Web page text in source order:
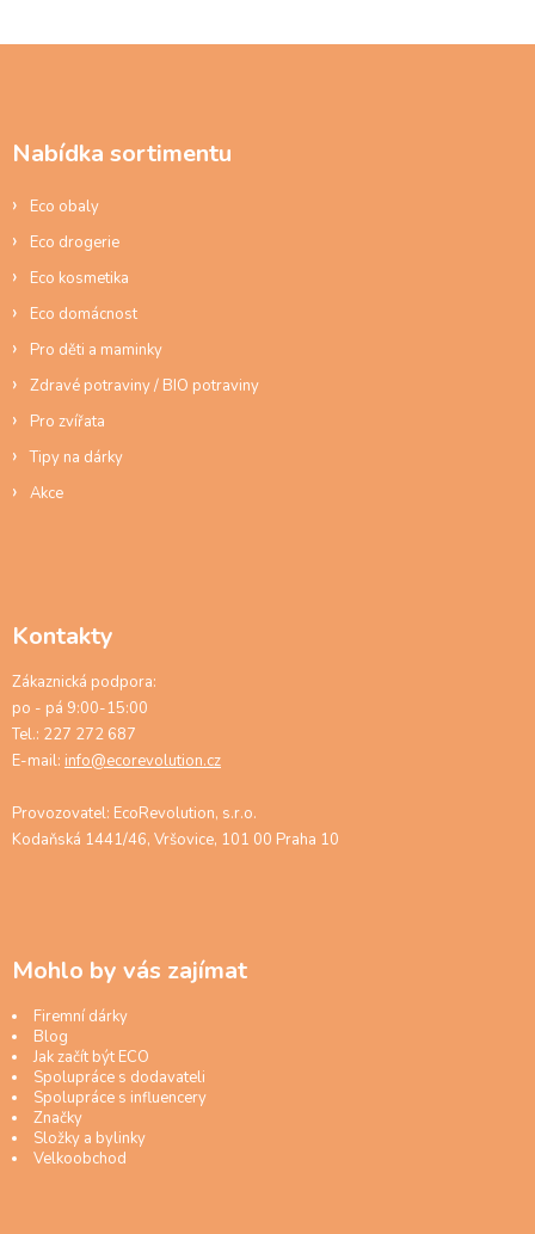
Nabídka sortimentu
Eco obaly
Eco drogerie
Eco kosmetika
Eco domácnost
Pro děti a maminky
Zdravé potraviny / BIO potraviny
Pro zvířata
Tipy na dárky
Akce
Kontakty
Zákaznická podpora:
po - pá 9:00-15:00
Tel.: 227 272 687
E-mail: info@ecorevolution.cz
Provozovatel: EcoRevolution, s.r.o.
Kodaňská 1441/46, Vršovice, 101 00 Praha 10
Mohlo by vás zajímat
Firemní dárky
Blog
Jak začít být ECO
Spolupráce s dodavateli
Spolupráce s influencery
Značky
Složky a bylinky
Velkoobchod